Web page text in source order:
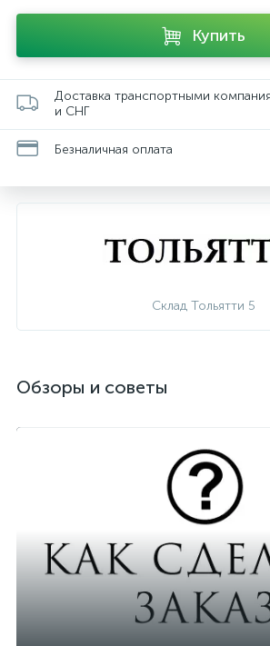
Купить
Доставка транспортными
и СНГ
Безналичная оплата
Склад Тольятти 5
Обзоры и советы